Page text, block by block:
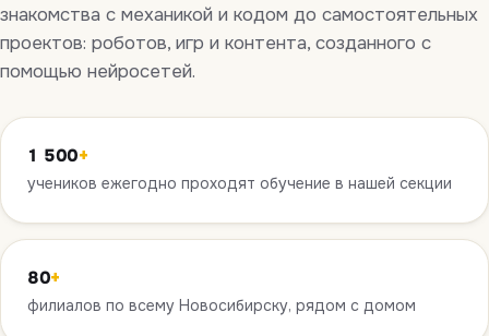
знакомства с механикой и кодом до самостоятельных
проектов: роботов, игр и контента, созданного с
помощью нейросетей.
1 500+
учеников ежегодно проходят обучение в нашей секции
80+
филиалов по всему Новосибирску, рядом с домом